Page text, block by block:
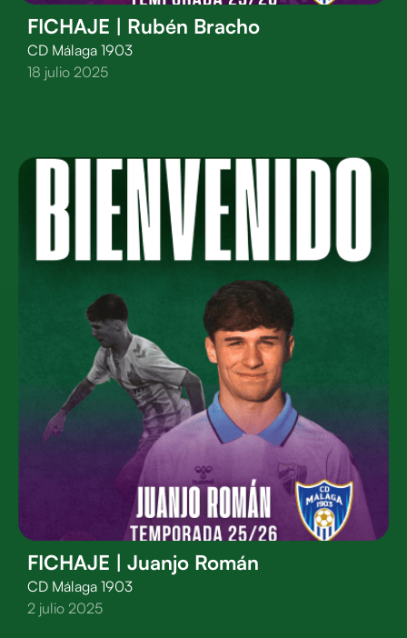
FICHAJE | Rubén Bracho
CD Málaga 1903
18 julio 2025
FICHAJE | Juanjo Román
CD Málaga 1903
2 julio 2025